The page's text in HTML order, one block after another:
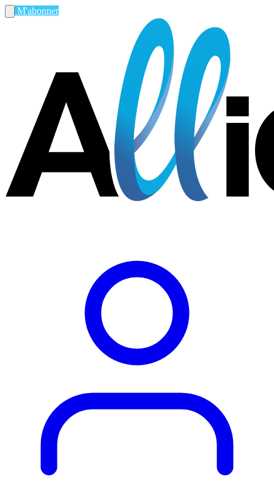
M'abonner